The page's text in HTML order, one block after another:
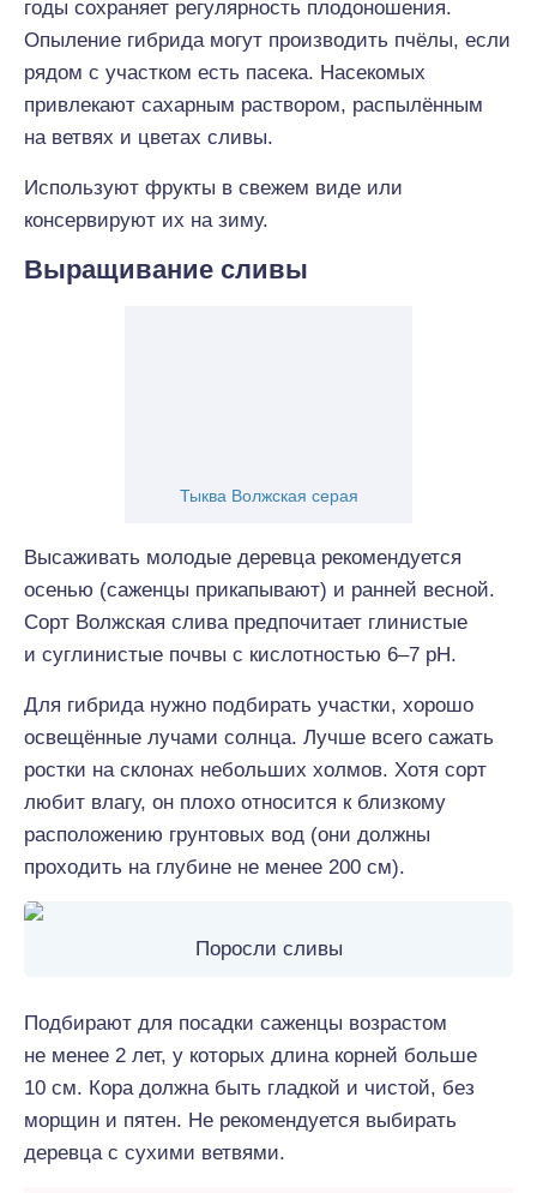
годы сохраняет регулярность плодоношения.
Опыление гибрида могут производить пчёлы, если
рядом с участком есть пасека. Насекомых
привлекают сахарным раствором, распылённым
на ветвях и цветах сливы.
Используют фрукты в свежем виде или
консервируют их на зиму.
Выращивание сливы
Тыква Волжская серая
Высаживать молодые деревца рекомендуется
осенью (саженцы прикапывают) и ранней весной.
Сорт Волжская слива предпочитает глинистые
и суглинистые почвы с кислотностью 6–7 рН.
Для гибрида нужно подбирать участки, хорошо
освещённые лучами солнца. Лучше всего сажать
ростки на склонах небольших холмов. Хотя сорт
любит влагу, он плохо относится к близкому
расположению грунтовых вод (они должны
проходить на глубине не менее 200 см).
Поросли сливы
Подбирают для посадки саженцы возрастом
не менее 2 лет, у которых длина корней больше
10 см. Кора должна быть гладкой и чистой, без
морщин и пятен. Не рекомендуется выбирать
деревца с сухими ветвями.